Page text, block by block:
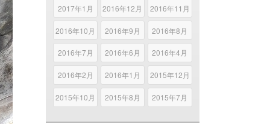
2017年1月 2016年12月 2016年11月
2016年10月 2016年9月 2016年8月
2016年7月 2016年6月 2016年4月
2016年2月 2016年1月 2015年12月
2015年10月 2015年8月 2015年7月